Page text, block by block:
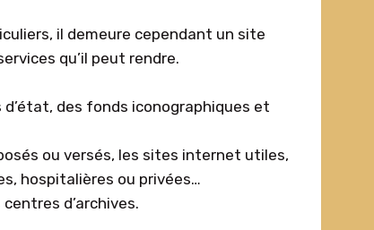
il demeure cependant un site
qu’il peut rendre.
des fonds iconographiques et
ou versés, les sites internet utiles,
hospitalières ou privées…
d’archives.